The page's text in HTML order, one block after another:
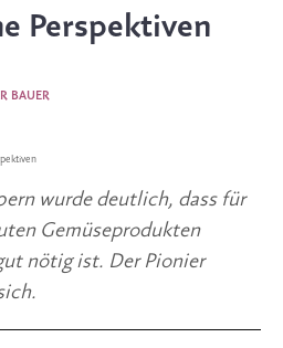
Perspektiven
BAUER
wurde deutlich, dass für
Gemüse­produkten
nötig ist. Der Pionier